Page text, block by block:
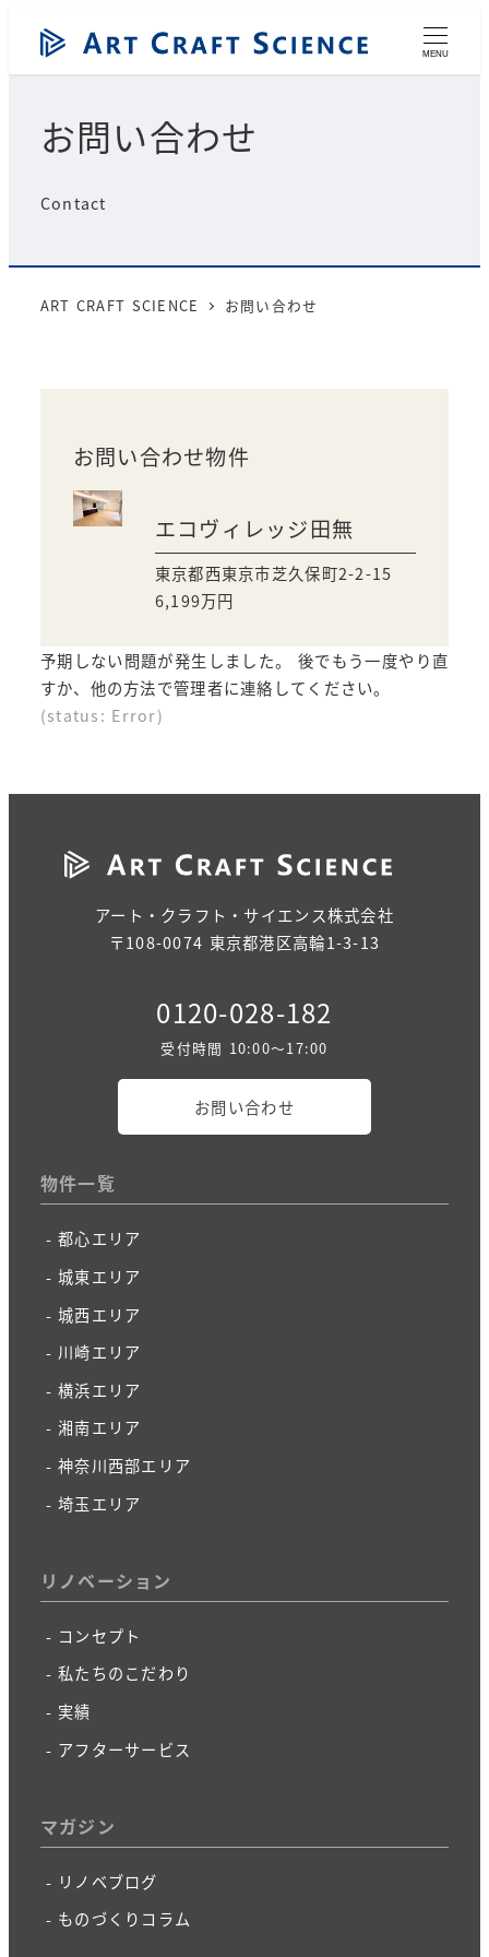
ン
移
MENU
お問い合わせ
Contact
ART CRAFT SCIENCE お問い合わせ
お問い合わせ物件
エコヴィレッジ田無
東京都西東京市芝久保町2-2-15
6,199万円
予期しない問題が発生しました。 後でもう一度やり直
すか、他の方法で管理者に連絡してください。
(status: Error)
アート・クラフト・サイエンス株式会社
〒108-0074 東京都港区高輪1-3-13
0120-028-182
受付時間 10:00～17:00
お問い合わせ
物件一覧
都心エリア
城東エリア
城西エリア
川崎エリア
横浜エリア
湘南エリア
神奈川西部エリア
埼玉エリア
リノベーション
コンセプト
私たちのこだわり
実績
アフターサービス
マガジン
リノベブログ
ものづくりコラム